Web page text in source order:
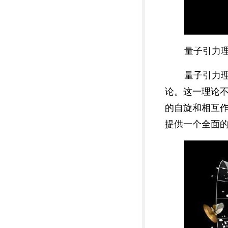
量子引力
量子引力
论。这一理论
的自旋和相互
提供一个全面